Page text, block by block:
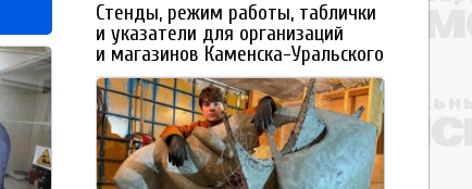
Стенды, режим работы, таблички
и указатели для организаций
и магазинов Каменска-Уральского